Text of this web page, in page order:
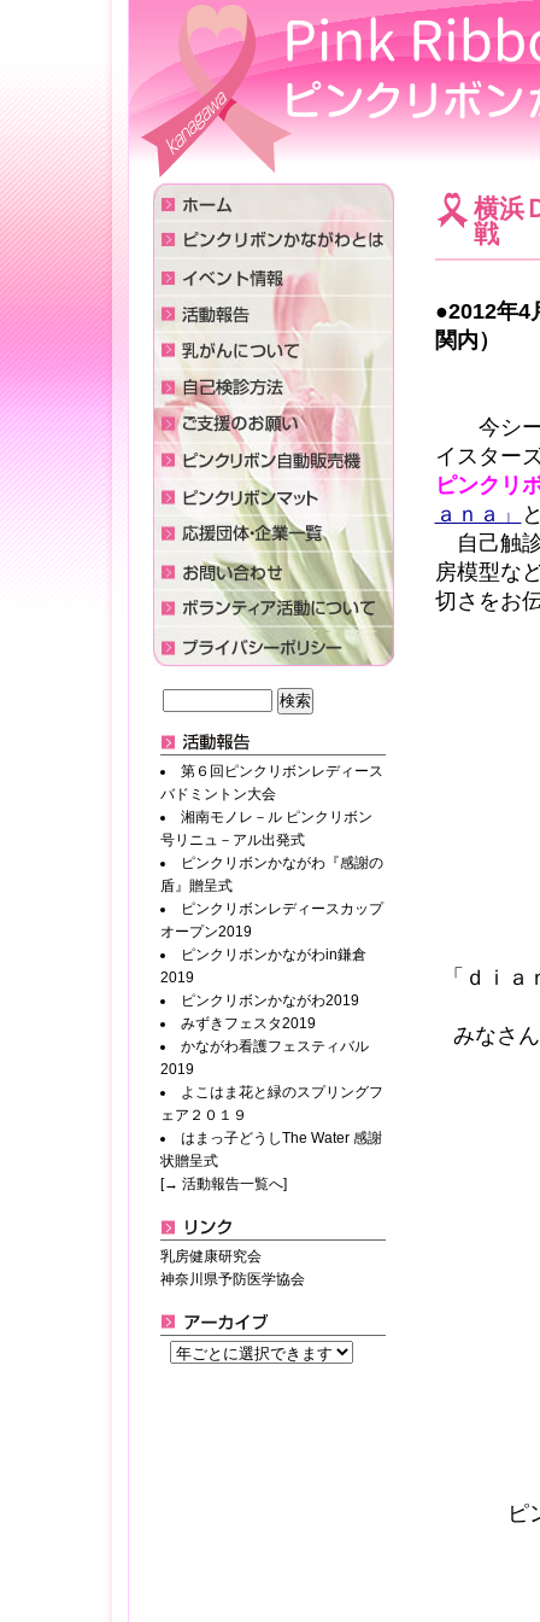
横浜
戦
●2012年
関内）
今シー
イスター
ピンクリ
ａｎａ」
自己触
房模型な
切さをお
「ｄｉ
みなさ
ピ
第６回ピンクリボンレディース
バドミントン大会
湘南モノレ－ル ピンクリボン
号リニュ－アル出発式
ピンクリボンかながわ『感謝の
盾』贈呈式
ピンクリボンレディースカップ
オープン2019
ピンクリボンかながわin鎌倉
2019
ピンクリボンかながわ2019
みずきフェスタ2019
かながわ看護フェスティバル
2019
よこはま花と緑のスプリングフ
ェア２０１９
はまっ子どうしThe Water 感謝
状贈呈式
[→ 活動報告一覧へ]
乳房健康研究会
神奈川県予防医学協会